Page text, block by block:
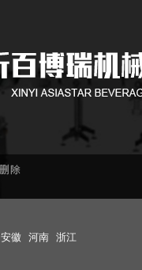
安徽 河南 浙江